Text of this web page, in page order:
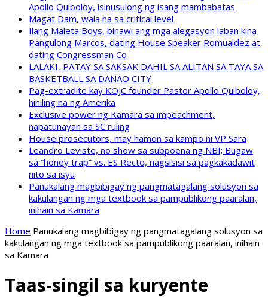
Apollo Quiboloy, isinusulong ng isang mambabatas
Magat Dam, wala na sa critical level
Ilang Maleta Boys, binawi ang mga alegasyon laban kina
Pangulong Marcos, dating House Speaker Romualdez at
dating Congressman Co
LALAKI, PATAY SA SAKSAK DAHIL SA ALITAN SA TAYA SA
BASKETBALL SA DANAO CITY
Pag-extradite kay KOJC founder Pastor Apollo Quiboloy,
hiniling na ng Amerika
Exclusive power ng Kamara sa impeachment,
napatunayan sa SC ruling
House prosecutors, may hamon sa kampo ni VP Sara
Leandro Leviste, no show sa subpoena ng NBI; Bugaw
sa “honey trap” vs. ES Recto, nagsisisi sa pagkakadawit
nito sa isyu
Panukalang magbibigay ng pangmatagalang solusyon sa
kakulangan ng mga textbook sa pampublikong paaralan,
inihain sa Kamara
Home Panukalang magbibigay ng pangmatagalang solusyon sa
kakulangan ng mga textbook sa pampublikong paaralan, inihain
sa Kamara
Taas-singil sa kuryente